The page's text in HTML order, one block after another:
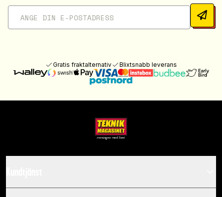
Gratis fraktalternativ Blixtsnabb leverans